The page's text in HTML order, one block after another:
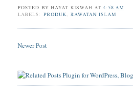
POSTED BY HAYAT KISWAH AT 4:58 AM
LABELS: PRODUK, RAWATAN ISLAM
Newer Post